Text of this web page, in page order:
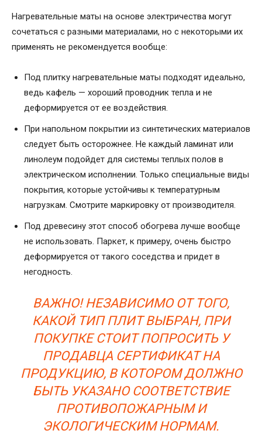
Нагревательные маты на основе электричества могут
сочетаться с разными материалами, но с некоторыми их
применять не рекомендуется вообще:
Под плитку нагревательные маты подходят идеально,
ведь кафель — хороший проводник тепла и не
деформируется от ее воздействия.
При напольном покрытии из синтетических материалов
следует быть осторожнее. Не каждый ламинат или
линолеум подойдет для системы теплых полов в
электрическом исполнении. Только специальные виды
покрытия, которые устойчивы к температурным
нагрузкам. Смотрите маркировку от производителя.
Под древесину этот способ обогрева лучше вообще
не использовать. Паркет, к примеру, очень быстро
деформируется от такого соседства и придет в
негодность.
ВАЖНО! НЕЗАВИСИМО ОТ ТОГО,
КАКОЙ ТИП ПЛИТ ВЫБРАН, ПРИ
ПОКУПКЕ СТОИТ ПОПРОСИТЬ У
ПРОДАВЦА СЕРТИФИКАТ НА
ПРОДУКЦИЮ, В КОТОРОМ ДОЛЖНО
БЫТЬ УКАЗАНО СООТВЕТСТВИЕ
ПРОТИВОПОЖАРНЫМ И
ЭКОЛОГИЧЕСКИМ НОРМАМ.